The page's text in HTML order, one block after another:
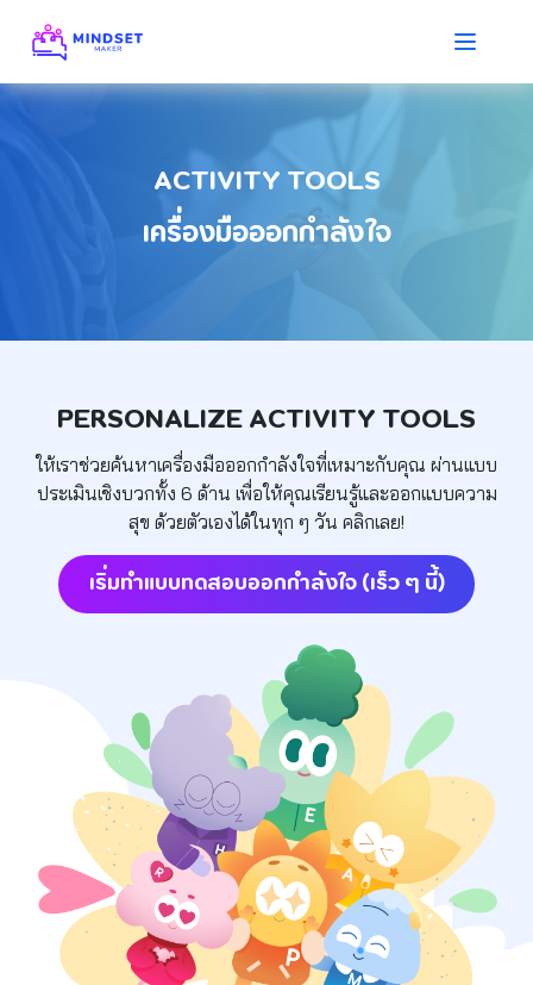
ACTIVITY TOOLS
เครื่องมือออกกำลังใจ
PERSONALIZE ACTIVITY TOOLS
ให้เราช่วยค้นหาเครื่องมือออกกำลังใจที่เหมาะกับคุณ ผ่านแบบ
ประเมินเชิงบวกทั้ง 6 ด้าน เพื่อให้คุณเรียนรู้และออกแบบความ
สุข ด้วยตัวเองได้ในทุก ๆ วัน คลิกเลย!
เริ่มทำแบบทดสอบออกกำลังใจ (เร็ว ๆ นี้)